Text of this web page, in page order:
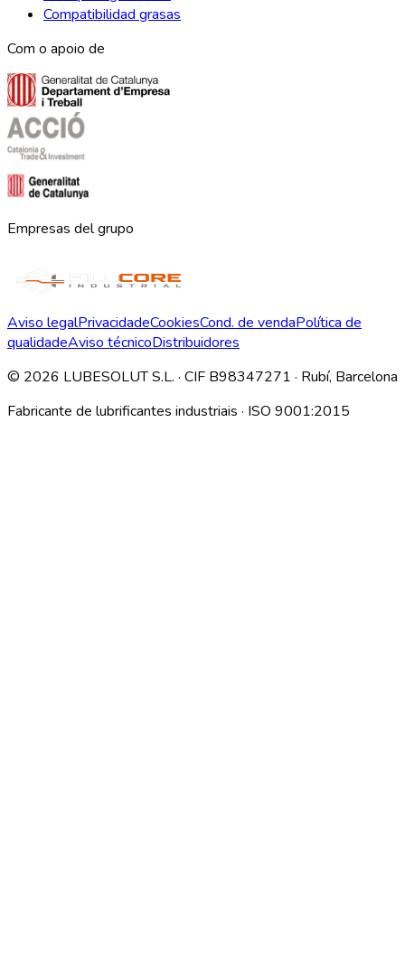
Compatibilidad grasas
Com o apoio de
Empresas del grupo
Aviso legalPrivacidadeCookiesCond. de vendaPolítica de
qualidadeAviso técnicoDistribuidores
© 2026 LUBESOLUT S.L. · CIF B98347271 · Rubí, Barcelona
Fabricante de lubrificantes industriais · ISO 9001:2015